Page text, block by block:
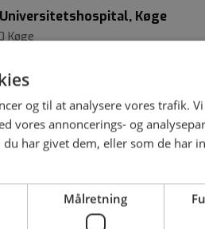
Køge
Køge
os i Gynækologi og
Roskilde
og Unge på Sjællands
og til at analysere vores trafik.
vores annoncerings- og
har givet dem, eller som de har
Målretning